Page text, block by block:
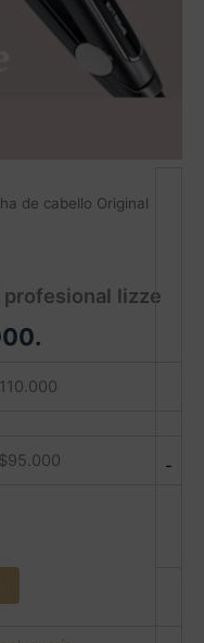
de cabello Original
lizze
.
110.000
$95.000 -